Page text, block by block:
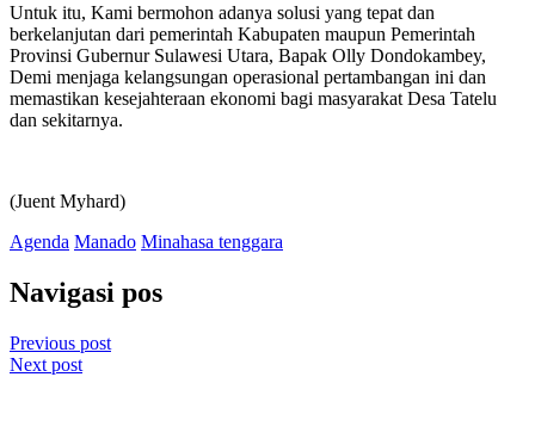
Untuk itu, Kami bermohon adanya solusi yang tepat dan
berkelanjutan dari pemerintah Kabupaten maupun Pemerintah
Provinsi Gubernur Sulawesi Utara, Bapak Olly Dondokambey,
Demi menjaga kelangsungan operasional pertambangan ini dan
memastikan kesejahteraan ekonomi bagi masyarakat Desa Tatelu
dan sekitarnya.
(Juent Myhard)
Agenda Manado Minahasa tenggara
Navigasi pos
Previous post
Next post